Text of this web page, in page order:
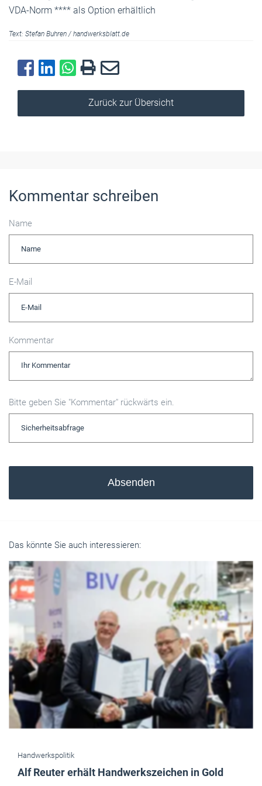
VDA-Norm **** als Option erhältlich
Text: Stefan Buhren / handwerksblatt.de
Zurück zur Übersicht
Kommentar schreiben
Name
E-Mail
Kommentar
Bitte geben Sie "Kommentar" rückwärts ein.
Absenden
Das könnte Sie auch interessieren:
Handwerkspolitik
Alf Reuter erhält Handwerkszeichen in Gold